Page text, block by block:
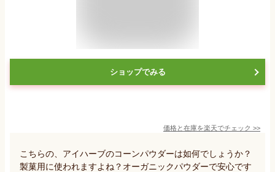
ショップでみる
価格と在庫を楽天でチェック >>
こちらの、アイハーブのコーンパウダーは如何でしょうか？
製菓用に使われますよね？オーガニックパウダーで安心です